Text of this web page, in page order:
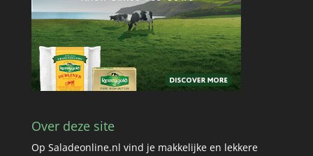
Over deze site
Op Saladeonline.nl vind je makkelijke en lekkere